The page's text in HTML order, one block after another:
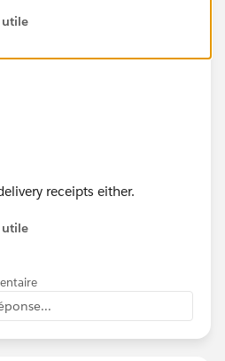
utile
receipts either.
utile